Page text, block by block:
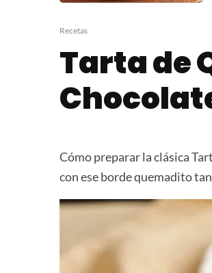
Recetas
Tarta de
Cómo preparar la clásica
con ese borde quemadito